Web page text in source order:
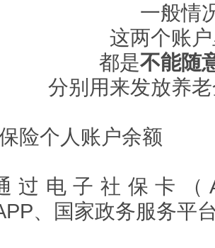
一般情
这两个账
都是不能随
分别用来发放养
险个人账户余额
过电子社保卡（
、国家政务服务平